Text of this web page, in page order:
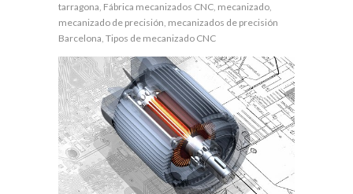
tarragona, Fábrica mecanizados CNC, mecanizado,
mecanizado de precisión, mecanizados de precisión
Barcelona, Tipos de mecanizado CNC